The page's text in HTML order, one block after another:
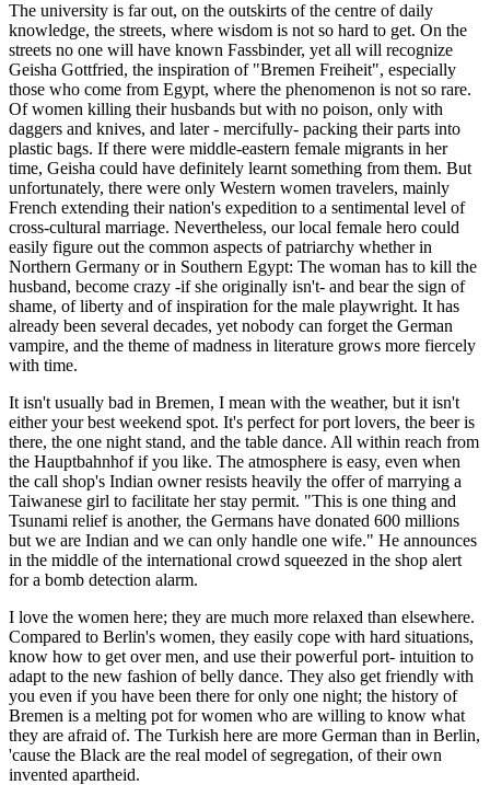
The university is far out, on the outskirts of the centre of daily
knowledge, the streets, where wisdom is not so hard to get. On the
streets no one will have known Fassbinder, yet all will recognize
Geisha Gottfried, the inspiration of "Bremen Freiheit", especially
those who come from Egypt, where the phenomenon is not so rare.
Of women killing their husbands but with no poison, only with
daggers and knives, and later - mercifully- packing their parts into
plastic bags. If there were middle-eastern female migrants in her
time, Geisha could have definitely learnt something from them. But
unfortunately, there were only Western women travelers, mainly
French extending their nation's expedition to a sentimental level of
cross-cultural marriage. Nevertheless, our local female hero could
easily figure out the common aspects of patriarchy whether in
Northern Germany or in Southern Egypt: The woman has to kill the
husband, become crazy -if she originally isn't- and bear the sign of
shame, of liberty and of inspiration for the male playwright. It has
already been several decades, yet nobody can forget the German
vampire, and the theme of madness in literature grows more fiercely
with time.
It isn't usually bad in Bremen, I mean with the weather, but it isn't
either your best weekend spot. It's perfect for port lovers, the beer is
there, the one night stand, and the table dance. All within reach from
the Hauptbahnhof if you like. The atmosphere is easy, even when
the call shop's Indian owner resists heavily the offer of marrying a
Taiwanese girl to facilitate her stay permit. "This is one thing and
Tsunami relief is another, the Germans have donated 600 millions
but we are Indian and we can only handle one wife." He announces
in the middle of the international crowd squeezed in the shop alert
for a bomb detection alarm.
I love the women here; they are much more relaxed than elsewhere.
Compared to Berlin's women, they easily cope with hard situations,
know how to get over men, and use their powerful port- intuition to
adapt to the new fashion of belly dance. They also get friendly with
you even if you have been there for only one night; the history of
Bremen is a melting pot for women who are willing to know what
they are afraid of. The Turkish here are more German than in Berlin,
'cause the Black are the real model of segregation, of their own
invented apartheid.